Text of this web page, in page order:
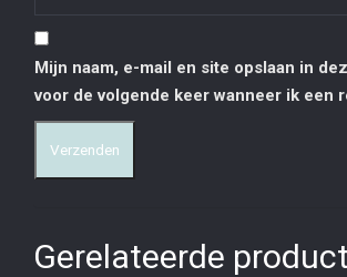
Mijn naam, e-mail en site opslaan in
voor de volgende keer wanneer ik een
Gerelateerde